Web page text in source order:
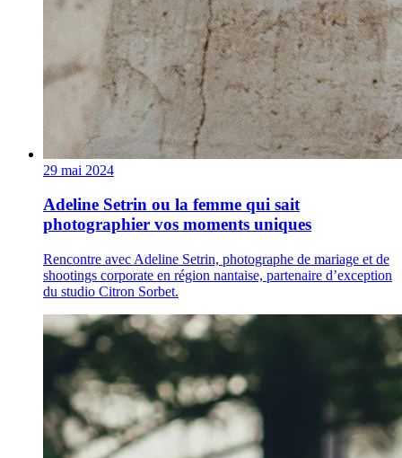
29 mai 2024
Adeline Setrin ou la femme qui sait
photographier vos moments uniques
Rencontre avec Adeline Setrin, photographe de mariage et de
shootings corporate en région nantaise, partenaire d’exception
du studio Citron Sorbet.